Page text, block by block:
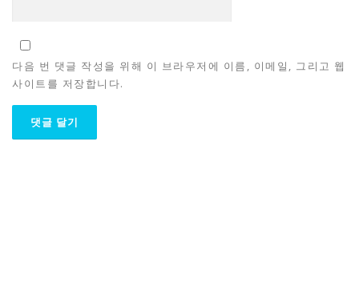
다음 번 댓글 작성을 위해 이 브라우저에 이름, 이메일, 그리고 웹
사이트를 저장합니다.